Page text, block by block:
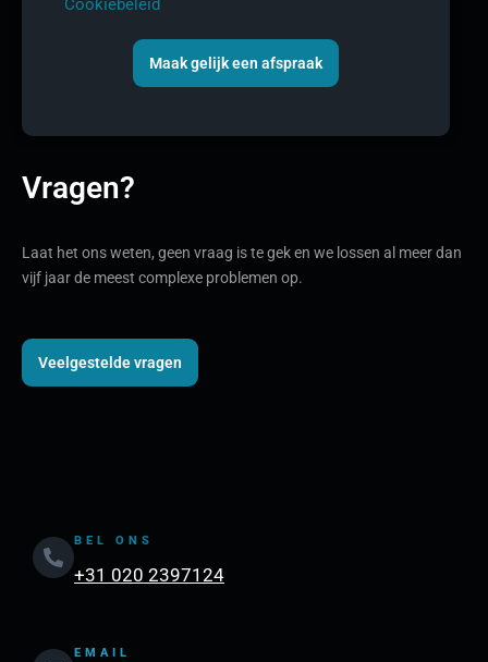
Cookiebeleid
Maak gelijk een afspraak
Vragen?
Laat het ons weten, geen vraag is te gek en we lossen al meer dan
vijf jaar de meest complexe problemen op.
Veelgestelde vragen
BEL ONS
+31 020 2397124
EMAIL